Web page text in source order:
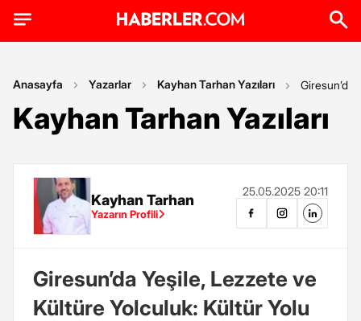
Anasayfa Yazarlar Kayhan Tarhan Yazıları Giresun’da
Kayhan Tarhan Yazıları
Kayhan Tarhan
Yazarın Profili
25.05.2025 20:11
Giresun’da Yeşile, Lezzete ve
Kültüre Yolculuk: Kültür Yolu